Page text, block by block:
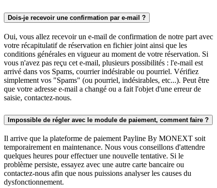
Dois-je recevoir une confirmation par e-mail ?
Oui, vous allez recevoir un e-mail de confirmation de notre part avec
votre récapitulatif de réservation en fichier joint ainsi que les
conditions générales en vigueur au moment de votre réservation. Si
vous n'avez pas reçu cet e-mail, plusieurs possibilités : l'e-mail est
arrivé dans vos Spams, courrier indésirable ou pourriel. Vérifiez
simplement vos "Spams" (ou pourriel, indésirables, etc...). Peut être
que votre adresse e-mail a changé ou a fait l'objet d'une erreur de
saisie, contactez-nous.
Impossible de régler avec le module de paiement, comment faire ?
Il arrive que la plateforme de paiement Payline By MONEXT soit
temporairement en maintenance. Nous vous conseillons d'attendre
quelques heures pour effectuer une nouvelle tentative. Si le
problème persiste, essayez avec une autre carte bancaire ou
contactez-nous afin que nous puissions analyser les causes du
dysfonctionnement.